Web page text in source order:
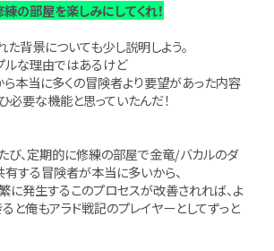
の部屋を楽しみにしてくれ！
背景についても少し説明しよう。
ルな理由ではあるけど
ら本当に多くの冒険者より要望があった内容
必要な機能と思っていたんだ！
び、定期的に修練の部屋で金竜/バカルのダ
する冒険者が本当に多いから、
に発生するこのプロセスが改善されれば、よ
と俺もアラド戦記のプレイヤーとしてずっと